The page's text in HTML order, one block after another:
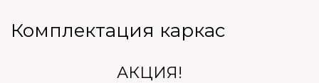
Комплектация каркас
АКЦИЯ!